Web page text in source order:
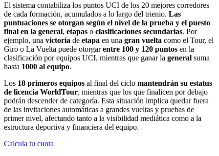
El sistema contabiliza los puntos UCI de los 20 mejores corredores
de cada formación, acumulados a lo largo del trienio. Las
puntuaciones se otorgan según el nivel de la prueba y el puesto
final en la general, etapas o clasificaciones secundarias. Por
ejemplo, una victoria de etapa en una gran vuelta como el Tour, el
Giro o La Vuelta puede otorgarentre 100 y 120 puntos en la
clasificación por equipos UCI, mientras que ganar la general suma
hasta 1000 al equipo.
Los 18 primeros equipos al final del ciclo mantendrán su estatus
de licencia WorldTour, mientras que los que finalicen por debajo
podrán descender de categoría. Esta situación implica quedar fuera
de las invitaciones automáticas a grandes vueltas y pruebas de
primer nivel, afectando tanto a la visibilidad mediática como a la
estructura deportiva y financiera del equipo.
Calcula tu cuota